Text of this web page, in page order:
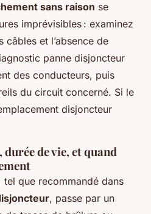
sans raison se
imprévisibles : examinez
câbles et l’absence de
panne disjoncteur
des conducteurs, puis
du circuit concerné. Si le
disjoncteur
de vie, et quand
que recommandé dans
, passe par un